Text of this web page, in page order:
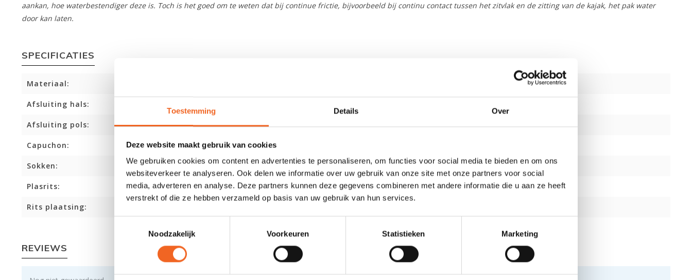
Toestemming Details Over
Deze website maakt gebruik van cookies
We gebruiken cookies om content en advertenties te personaliseren, om functies voor social media te bieden en om ons
websiteverkeer te analyseren. Ook delen we informatie over uw gebruik van onze site met onze partners voor social
media, adverteren en analyse. Deze partners kunnen deze gegevens combineren met andere informatie die u aan ze heeft
verstrekt of die ze hebben verzameld op basis van uw gebruik van hun services.
Noodzakelijk
Voorkeuren Statistieken Marketing
aankan, hoe waterbestendiger deze is. Toch is het goed om te weten dat bij continue frictie, bijvoorbeeld bij continu contact tussen het zitvlak en de zitting van de kajak, het pak water
door kan laten.
SPECIFICATIES
Materiaal:
Afsluiting hals:
Afsluiting pols: Latex met verstelbaar neopreen
Capuchon:
Sokken: Ja (nylon 320D)
Plasrits: Ja
Rits plaatsing:
REVIEWS